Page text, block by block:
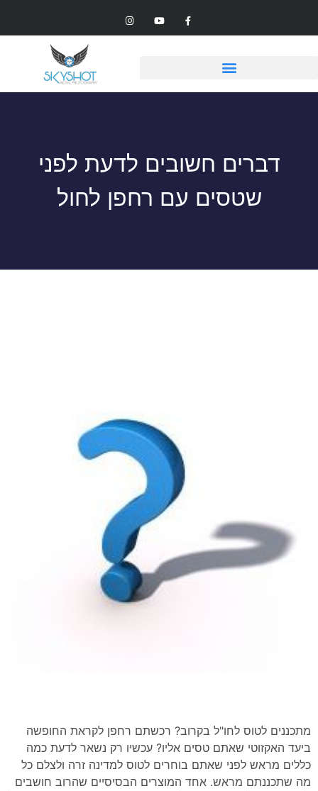
דברים חשובים לדעת לפני
שטסים עם רחפן לחול
מתכננים לטוס לחו"ל בקרוב? רכשתם רחפן לקראת החופשה
ביעד האקזוטי שאתם טסים אליו? עכשיו רק נשאר לדעת כמה
כללים מראש לפני שאתם בוחרים לטוס למדינה זרה ולצלם כל
מה שתכננתם מראש. אחד המוצרים הבסיסיים שהרוב חושבים